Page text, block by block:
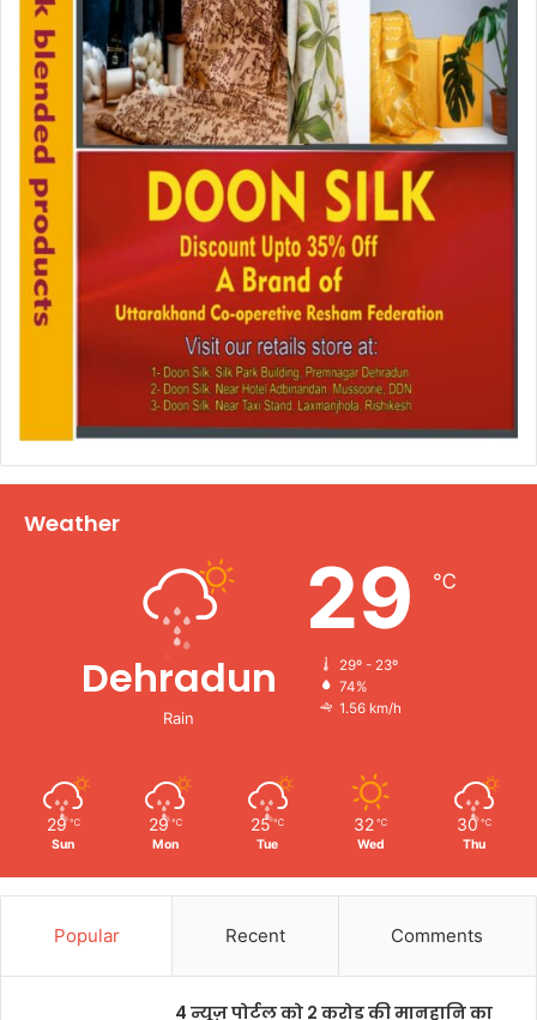
Weather
Dehradun
Rain
29 ℃
29º - 23º
74%
1.56 km/h
29 ℃
Sun
29 ℃
Mon
25 ℃
Tue
32 ℃
Wed
30 ℃
Thu
Popular Recent Comments
4 न्यूज़ पोर्टल को 2 करोड़ की मानहानि का